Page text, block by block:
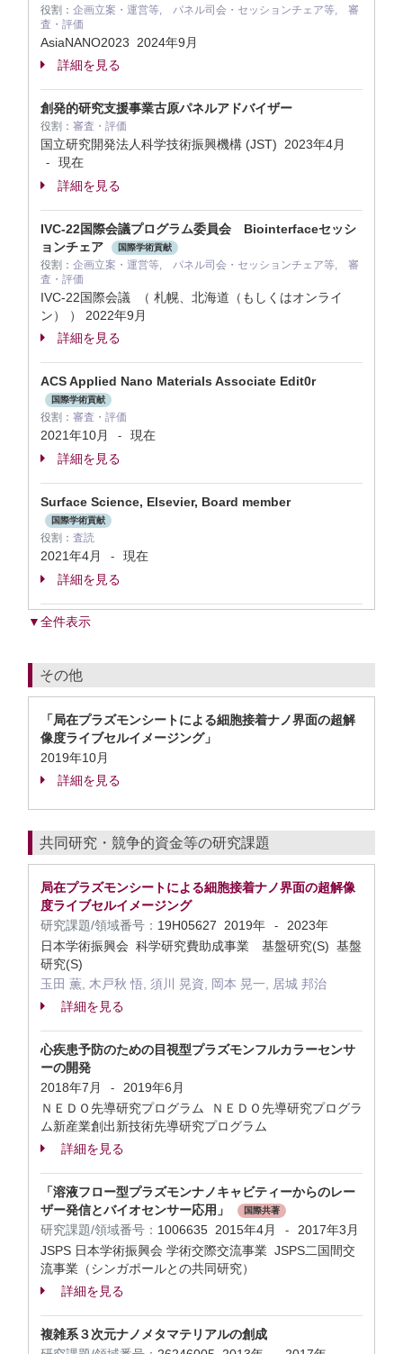
役割： 企画立案・運営等, パネル司会・セッションチェア等, 審
査・評価
AsiaNANO2023 2024年9月
詳細を見る
創発的研究支援事業古原パネルアドバイザー
役割： 審査・評価
国立研究開発法人科学技術振興機構 (JST) 2023年4月
-
現在
詳細を見る
IVC-22国際会議プログラム委員会 Biointerfaceセッシ
ョンチェア
国際学術貢献
役割： 企画立案・運営等, パネル司会・セッションチェア等, 審
査・評価
IVC-22国際会議 （ 札幌、北海道（もしくはオンライ
ン） ） 2022年9月
詳細を見る
ACS Applied Nano Materials Associate Edit0r
国際学術貢献
役割： 審査・評価
2021年10月 -
現在
詳細を見る
Surface Science, Elsevier, Board member
国際学術貢献
役割： 査読
2021年4月 -
現在
詳細を見る
▼全件表示
その他
「局在プラズモンシートによる細胞接着ナノ界面の超解
像度ライブセルイメージング」
2019年10月
詳細を見る
共同研究・競争的資金等の研究課題
局在プラズモンシートによる細胞接着ナノ界面の超解像
度ライブセルイメージング
研究課題/領域番号： 19H05627 2019年 -
2023年
日本学術振興会 科学研究費助成事業 基盤研究(S) 基盤
研究(S)
玉田 薫, 木戸秋 悟, 須川 晃資, 岡本 晃一, 居城 邦治
詳細を見る
心疾患予防のための目視型プラズモンフルカラーセンサ
ーの開発
2018年7月
-
2019年6月
ＮＥＤＯ先導研究プログラム ＮＥＤＯ先導研究プログラ
ム新産業創出新技術先導研究プログラム
詳細を見る
「溶液フロー型プラズモンナノキャビティーからのレー
ザー発信とバイオセンサー応用」
国際共著
研究課題/領域番号： 1006635 2015年4月 -
2017年3月
JSPS 日本学術振興会 学術交際交流事業 JSPS二国間交
流事業（シンガポールとの共同研究）
詳細を見る
複雑系３次元ナノメタマテリアルの創成